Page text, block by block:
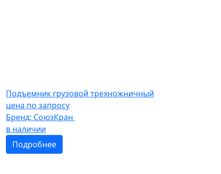
Подъемник грузовой трехножничный
цена по запросу
Бренд: СоюзКран
в наличии
Подробнее